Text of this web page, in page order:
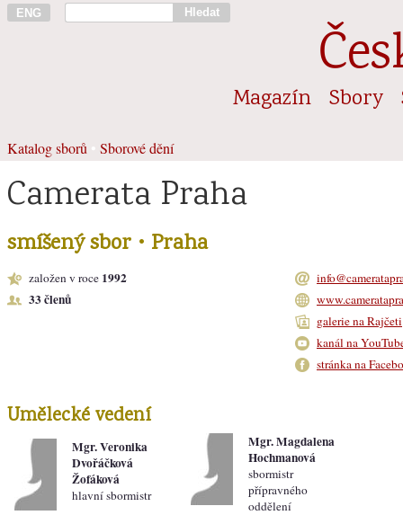
ENG Hledat
Magazín Sbory
Katalog sborů Sborové dění
Camerata Praha
smíšený sbor • Praha
založen v roce 1992
33 členů
galerie na Rajčeti
kanál na
stránka na
Umělecké vedení
Mgr. Veronika
Dvořáčková
Žofáková
hlavní sbormistr
Mgr. Magdalena
Hochmanová
sbormistr
přípravného
oddělení